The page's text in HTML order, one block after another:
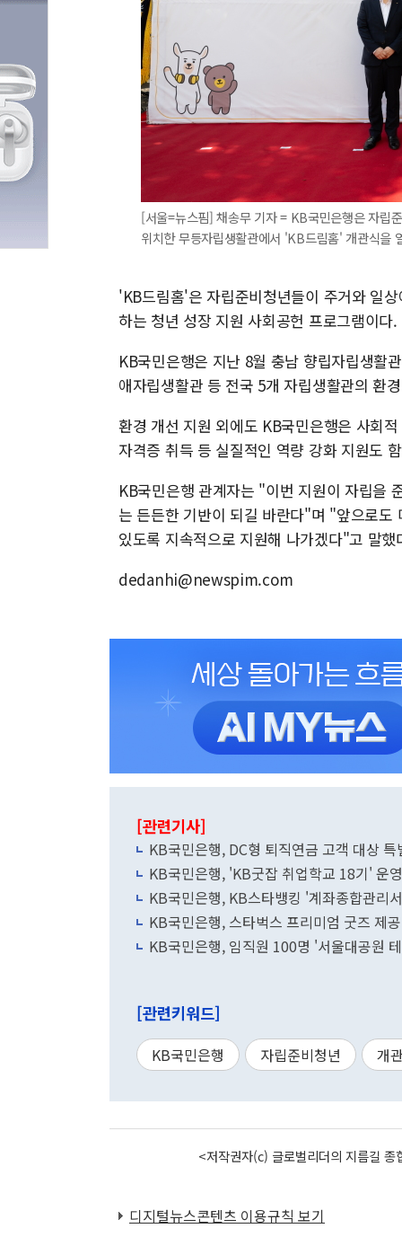
[서울=뉴스핌] 채송무 기자 = KB국민은행은 자립
위치한 무등자립생활관에서 'KB드림홈' 개관식
'KB드림홈'은 자립준비청년들이 주거와 일
하는 청년 성장 지원 사회공헌 프로그램이다.
KB국민은행은 지난 8월 충남 향립자립생활
애자립생활관 등 전국 5개 자립생활관의 환
환경 개선 지원 외에도 KB국민은행은 사회
자격증 취득 등 실질적인 역량 강화 지원도
KB국민은행 관계자는 "이번 지원이 자립을
는 든든한 기반이 되길 바란다"며 "앞으로도
있도록 지속적으로 지원해 나가겠다"고 말했
dedanhi@newspim.com
[관련기사]
KB국민은행, DC형 퇴직연금 고객 대상 특
KB국민은행, 'KB굿잡 취업학교 18기' 운
KB국민은행, KB스타뱅킹 '계좌종합관리
KB국민은행, 스타벅스 프리미엄 굿즈 제
KB국민은행, 임직원 100명 '서울대공원
[관련키워드]
KB국민은행 자립준비청년 개
<저작권자(c) 글로벌리더의 지름길
디지털뉴스콘텐츠 이용규칙 보기